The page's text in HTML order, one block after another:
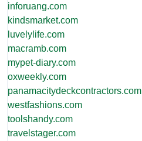
inforuang.com
kindsmarket.com
luvelylife.com
macramb.com
mypet-diary.com
oxweekly.com
panamacitydeckcontractors.com
westfashions.com
toolshandy.com
travelstager.com